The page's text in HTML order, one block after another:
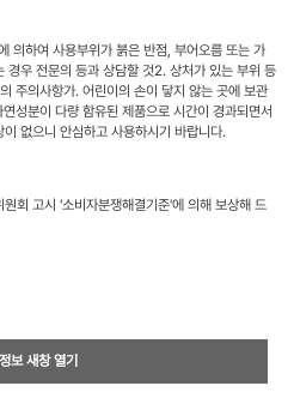
의하여 사용부위가 붉은 반점, 부어오름 또는 가
경우 전문의 등과 상담할 것2. 상처가 있는 부위 등
주의사항가. 어린이의 손이 닿지 않는 곳에 보관
성분이 다량 함유된 제품으로 시간이 경과되면서
없으니 안심하고 사용하시기 바랍니다.
회 고시 '소비자분쟁해결기준'에 의해 보상해 드
보 새창 열기